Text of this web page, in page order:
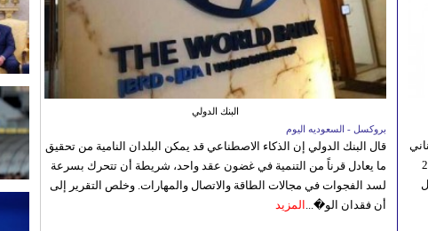
البنك الدولي
بروكسل - السعوديه اليوم
قال البنك الدولي إن الذكاء الاصطناعي قد يمكن البلدان النامية من تحقيق
ما يعادل قرناً من التنمية في غضون عقد واحد، شريطة أن تتحرك بسرعة
لسد الفجوات في مجالات الطاقة والاتصال والمهارات. وخلص التقرير إلى
أن فقدان الو�... المزيد
آب الجاري، إلى 23